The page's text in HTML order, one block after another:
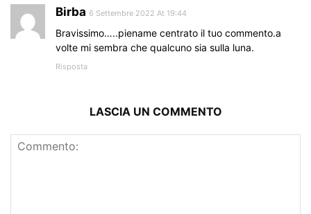
Birba 6 Settembre 2022 At 19:44
Bravissimo…..piename centrato il tuo commento.a
volte mi sembra che qualcuno sia sulla luna.
Risposta
LASCIA UN COMMENTO